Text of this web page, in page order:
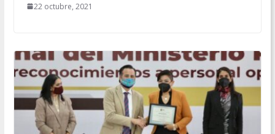
22 octubre, 2021